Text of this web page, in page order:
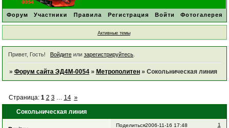
Форум Участники Правила Регистрация Войти Фотогалерея
Активные темы
Привет, Гость! Войдитеили зарегистрируйтесь.
» Форум сайта ЭД4М-0054 » Метрополитен » Сокольническая линия
Сокольническая линия
Страница: 1 2 3 14 »
Поделиться 1
2006-11-16 17:48